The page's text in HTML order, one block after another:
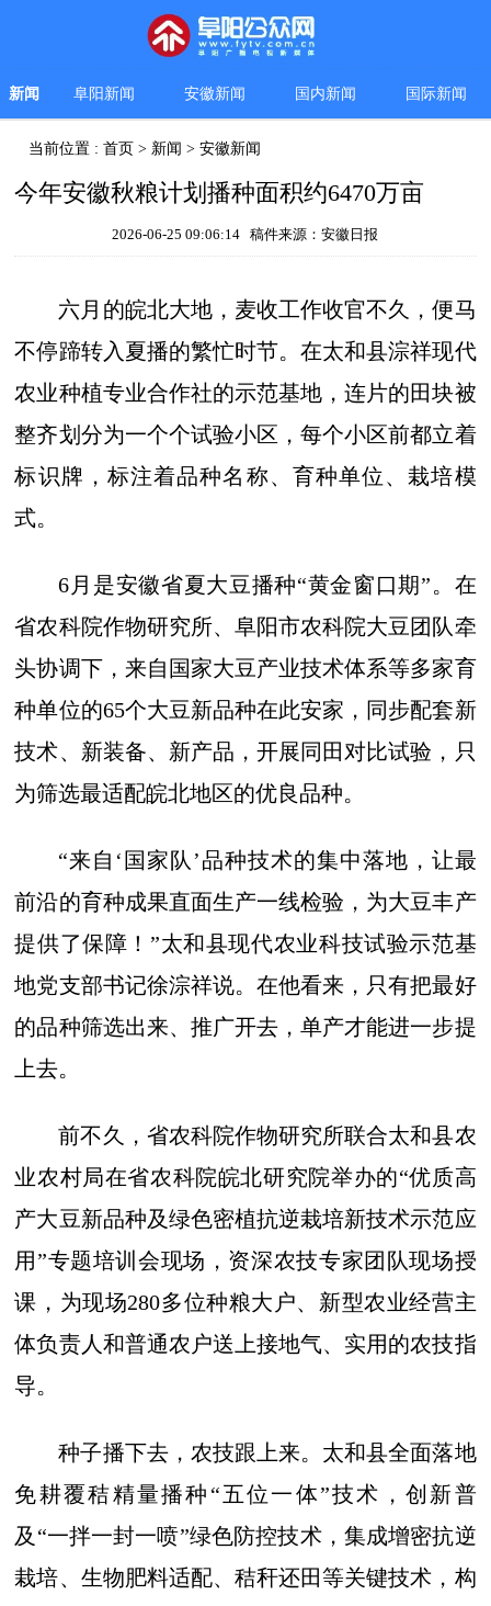
新闻 阜阳新闻 安徽新闻 国内新闻 国际新闻
当前位置 :首页 > 新闻 >安徽新闻
今年安徽秋粮计划播种面积约6470万亩
2026-06-25 09:06:14 稿件来源：安徽日报
六月的皖北大地，麦收工作收官不久，便马
不停蹄转入夏播的繁忙时节。在太和县淙祥现代
农业种植专业合作社的示范基地，连片的田块被
整齐划分为一个个试验小区，每个小区前都立着
标识牌，标注着品种名称、育种单位、栽培模
式。
6月是安徽省夏大豆播种“黄金窗口期”。在
省农科院作物研究所、阜阳市农科院大豆团队牵
头协调下，来自国家大豆产业技术体系等多家育
种单位的65个大豆新品种在此安家，同步配套新
技术、新装备、新产品，开展同田对比试验，只
为筛选最适配皖北地区的优良品种。
“来自‘国家队’品种技术的集中落地，让最
前沿的育种成果直面生产一线检验，为大豆丰产
提供了保障！”太和县现代农业科技试验示范基
地党支部书记徐淙祥说。在他看来，只有把最好
的品种筛选出来、推广开去，单产才能进一步提
上去。
前不久，省农科院作物研究所联合太和县农
业农村局在省农科院皖北研究院举办的“优质高
产大豆新品种及绿色密植抗逆栽培新技术示范应
用”专题培训会现场，资深农技专家团队现场授
课，为现场280多位种粮大户、新型农业经营主
体负责人和普通农户送上接地气、实用的农技指
导。
种子播下去，农技跟上来。太和县全面落地
免耕覆秸精量播种“五位一体”技术，创新普
及“一拌一封一喷”绿色防控技术，集成增密抗逆
栽培、生物肥料适配、秸秆还田等关键技术，构